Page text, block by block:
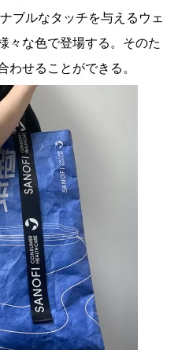
ブルなタッチを与えるウェ
々な色で登場する。そのた
わせることができる。